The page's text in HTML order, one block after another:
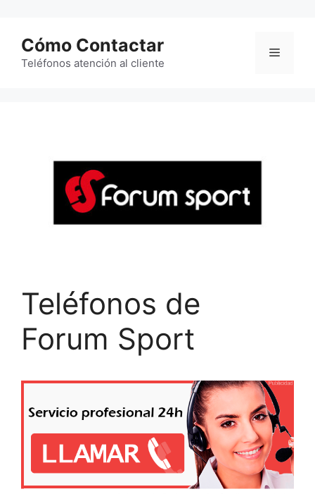
contenido
Cómo Contactar
Teléfonos atención al cliente
Menú
Teléfonos de
Forum Sport